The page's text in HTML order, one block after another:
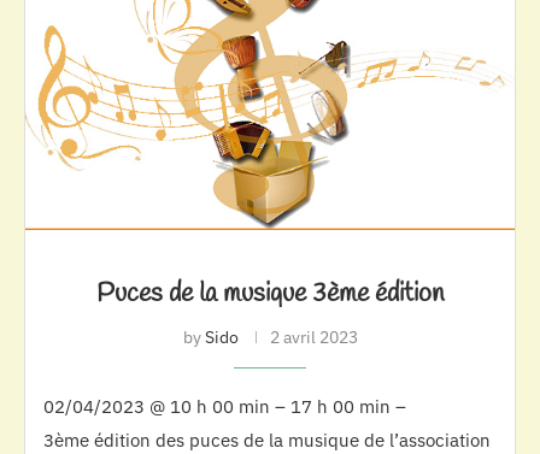
Puces de la musique 3ème édition
bySido 2 avril 2023
02/04/2023 @ 10 h 00 min – 17 h 00 min –
3ème édition des puces de la musique de l’association